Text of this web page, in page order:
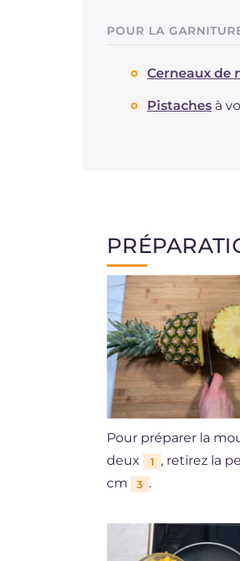
POUR LA
Cerneaux de
Pistaches à
Pour préparer la
deux
1 , retirez la
cm
3 .